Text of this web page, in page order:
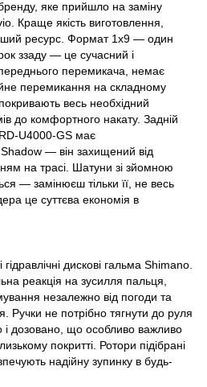
яке прийшло на заміну
Краще якість виготовлення,
ресурс. Формат 1х9 — один
ззаду — це сучасний і
перемикача, немає
перемикання на складному
весь необхідний
до комфортного накату. Задній
U4000-GS має
— він захищений від
на трасі. Шатуни зі зйомною
— замінюєш тільки її, не весь
це суттєва економія в
дискові гальма Shimano.
реакція на зусилля пальця,
незалежно від погоди та
Ручки не потрібно тягнути до руля
і дозовано, що особливо важливо
покритті. Ротори підібрані
надійну зупинку в будь-